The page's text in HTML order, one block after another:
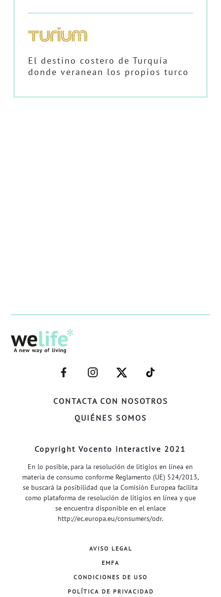
El destino costero de Turquía
donde veranean los propios turco
CONTACTA CON NOSOTROS
QUIÉNES SOMOS
–
FACEBOOK–
–
INSTAGRAM–
–
TWITTER–
–
WELIFE–
Copyright Vocento interactive 2021
En lo posible, para la resolución de litigios en línea en
materia de consumo conforme Reglamento (UE) 524/2013,
se buscará la posibilidad que la Comisión Europea facilita
como plataforma de resolución de litigios en línea y que
se encuentra disponible en el enlace
http://ec.europa.eu/consumers/odr.
AVISO LEGAL
EMFA
CONDICIONES DE USO
POLÍTICA DE PRIVACIDAD